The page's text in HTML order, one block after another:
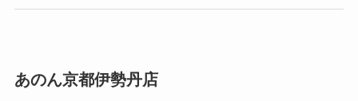
あのん京都伊勢丹店